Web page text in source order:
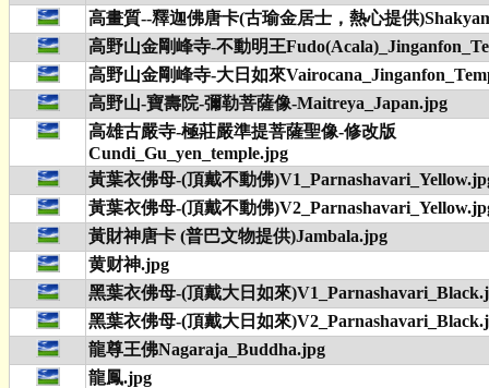
高畫質--釋迦佛唐卡(古瑜金居士，熱心提供
高野山金剛峰寺-不動明王
高野山金剛峰寺-大日如來
高野山-寶壽院-彌勒菩薩像-Maitreya_Japan.jpg
高雄古嚴寺-極莊嚴準提菩薩聖像-修改版
Cundi_Gu_yen_temple.jpg
黃葉衣佛母-(頂戴不動佛
黃葉衣佛母-(頂戴不動佛
黃財神唐卡 (普巴文物提供)Jambala.jpg
黄财神.jpg
黑葉衣佛母-(頂戴大日如來
黑葉衣佛母-(頂戴大日如來
龍尊王佛Nagaraja_Buddha.jpg
龍鳳.jpg